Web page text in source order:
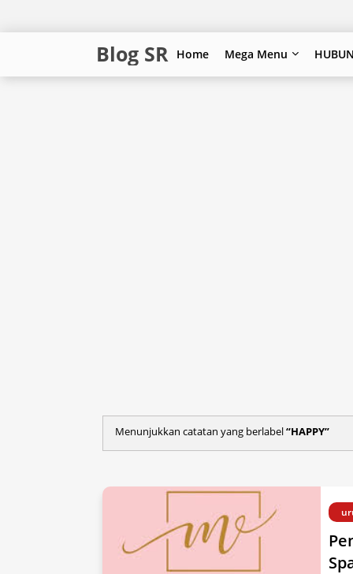
Blog SR Home Mega Menu
Menunjukkan catatan yang berlabel HAPPY